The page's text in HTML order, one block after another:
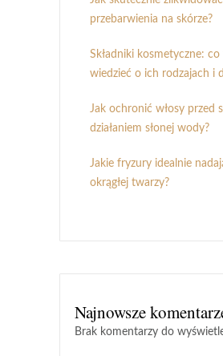
przebarwienia na skórze?
Składniki kosmetyczne:
wiedzieć o ich rodzajach i
Jak ochronić włosy przed
działaniem słonej wody?
Jakie fryzury idealnie
okrągłej twarzy?
Najnowsze
Brak komentarzy do